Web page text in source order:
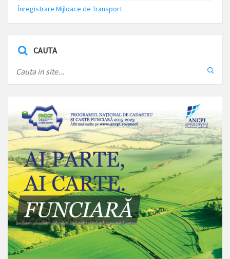
Înregistrare Mijloace de Transport
CAUTA